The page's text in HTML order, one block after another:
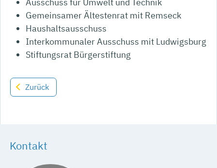
Ausschuss für Umwelt und Technik
Gemeinsamer Ältestenrat mit Remseck
Haushaltsausschuss
Interkommunaler Ausschuss mit Ludwigsburg
Stiftungsrat Bürgerstiftung
Zurück
Kontakt